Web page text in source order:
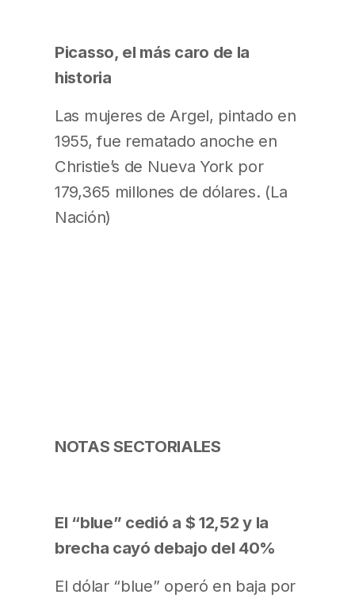
Picasso, el más caro de la
historia
Las mujeres de Argel, pintado en
1955, fue rematado anoche en
Christie’s de Nueva York por
179,365 millones de dólares. (La
Nación)
NOTAS SECTORIALES
El “blue” cedió a $ 12,52 y la
brecha cayó debajo del 40%
El dólar “blue” operó en baja por